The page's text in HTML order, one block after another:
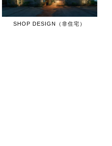
SHOP DESIGN（非住宅）